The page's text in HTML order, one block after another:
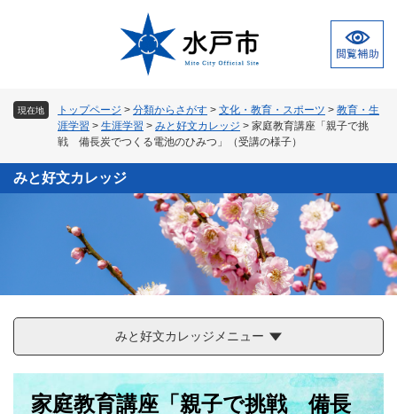
文
現在地 トップページ > 分類からさがす > 文化・教育・スポーツ > 教育・生
涯学習 > 生涯学習 > みと好文カレッジ > 家庭教育講座「親子で挑
戦 備長炭でつくる電池のひみつ」（受講の様子）
みと好文カレッジ
みと好文カレッジメニュー
家庭教育講座「親子で挑戦 備長